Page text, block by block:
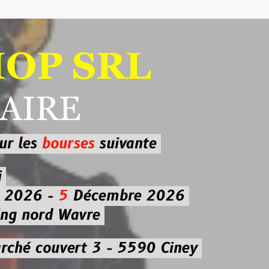
SRL
suivante
5Décembre 2026
Wavre
3 - 5590 Ciney